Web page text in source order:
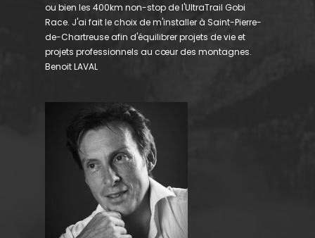
ou bien les 400km non-stop de l'UltraTrail Gobi
Race. J'ai fait le choix de m'installer à Saint-Pierre-
de-Chartreuse afin d'équilibrer projets de vie et
projets professionnels au cœur des montagnes.
Benoit LAVAL